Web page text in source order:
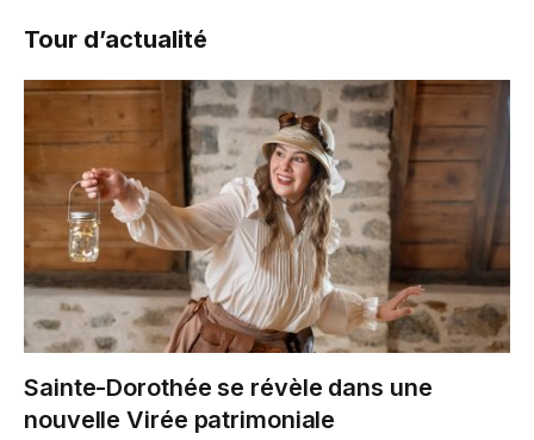
Tour d’actualité
Sainte-Dorothée se révèle dans une
nouvelle Virée patrimoniale